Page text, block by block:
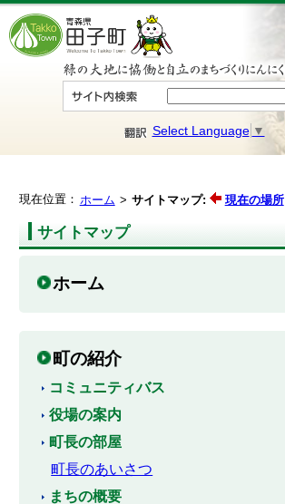
Select Language ▼
現在位置： ホーム サイトマップ: 現在の場所
サイトマップ
ホーム
町の紹介
コミュニティバス
役場の案内
町長の部屋
町長のあいさつ
まちの概要